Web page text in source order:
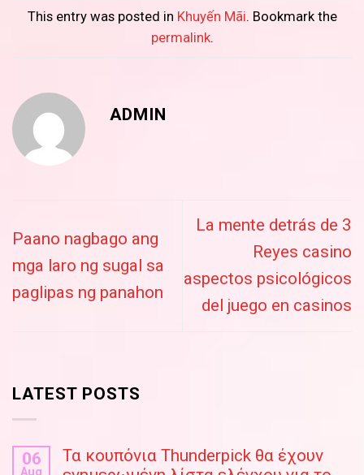
This entry was posted in Khuyến Mãi. Bookmark the
permalink.
ADMIN
Paano nagbago ang
mga laro ng sugal sa
paglipas ng panahon
La mente detrás de 3
Reyes casino
aspectos psicológicos
del juego en casinos
LATEST POSTS
06
Aug
Τα κουπόνια Thunderpick θα έχουν